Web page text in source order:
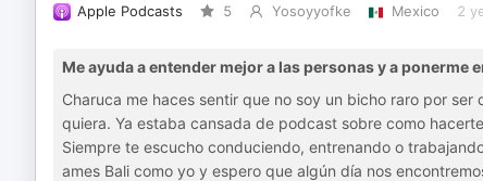
Apple Podcasts 5 Yosoyyofke Mexico 2
Me ayuda a entender mejor a las personas y a ponerme
Charuca me haces sentir que no soy un bicho raro por
quiera. Ya estaba cansada de podcast sobre como
Siempre te escucho conduciendo, entrenando o
ames Bali como yo y espero que algún día nos